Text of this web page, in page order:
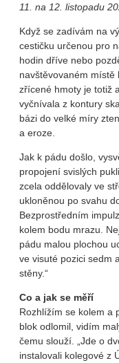
11. na 12. listopadu
Když se zadívám na
cestičku určenou pro
hodin dříve nebo
navštěvovaném místě
zřícené hmoty je totiž
vyčnívala z kontury
bázi do velké míry
a eroze.
Jak k pádu došlo,
propojení svislých
zcela oddělovaly ve
ukloněnou po svahu
Bezprostředním
kolem bodu mrazu.
pádu malou plochou
ve visuté pozici sedm
stěny.“
Co a jak se měří
Rozhlížím se kolem a
blok odlomil, vidím
čemu slouží. „Jde o
instalovali kolegové z